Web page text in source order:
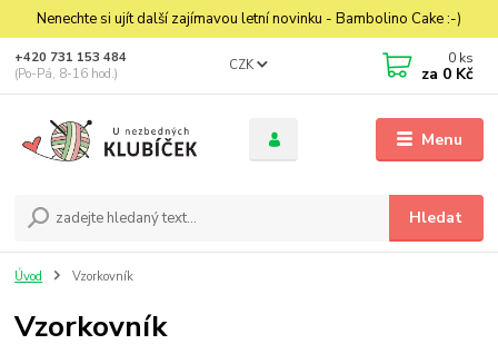
Nenechte si ujít další zajímavou letní novinku - Bambolino Cake :-)
Menu
CZK
Hledat
+420 731 153 484
(Po-Pá, 8-16 hod.)
0 ks
za 0 Kč
Úvod Vzorkovník
Vzorkovník